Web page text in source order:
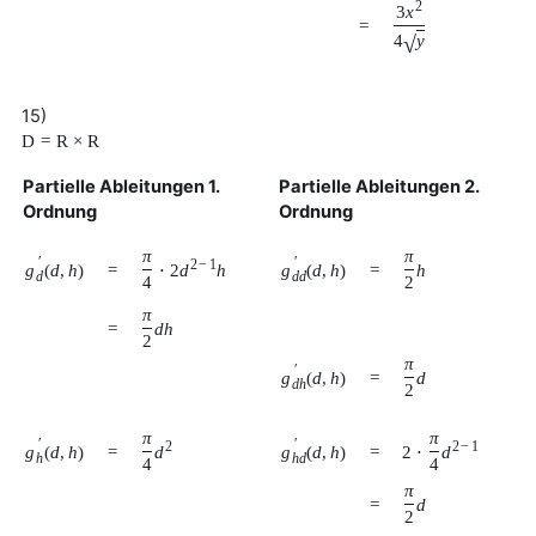
=
3x2
4√y
15)
D = R × R
Partielle Ableitungen 1.
Ordnung
Partielle Ableitungen 2.
Ordnung
g ′
d(d, h) =
π
4
⋅ 2d2− 1h
=
π
2
dh
g ′
dd(d, h) =
π
2
h
g ′
dh(d, h) =
π
2
d
g ′
h(d, h) =
π
4
d2 g ′
hd(d, h) = 2 ⋅
π
4
d2− 1
=
π
2
d